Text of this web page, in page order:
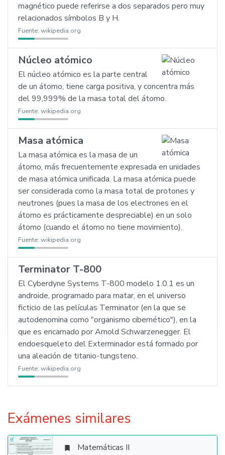
magnético puede referirse a dos separados pero muy
relacionados símbolos B y H.
Fuente: wikipedia.org
Núcleo atómico
El núcleo atómico es la parte central
de un átomo, tiene carga positiva, y concentra más
del 99,999% de la masa total del átomo.
Fuente: wikipedia.org
Masa atómica
La masa atómica es la masa de un
átomo, más frecuentemente expresada en unidades
de masa atómica unificada. La masa atómica puede
ser considerada como la masa total de protones y
neutrones (pues la masa de los electrones en el
átomo es prácticamente despreciable) en un solo
átomo (cuando el átomo no tiene movimiento).
Fuente: wikipedia.org
Terminator T-800
El Cyberdyne Systems T-800 modelo 1.0.1 es un
androide, programado para matar, en el universo
ficticio de las películas Terminator (en la que se
autodenomina como "organismo cibernético"), en la
que es encarnado por Arnold Schwarzenegger. El
endoesqueleto del Exterminador está formado por
una aleación de titanio-tungsteno.
Fuente: wikipedia.org
Exámenes similares
 Matemáticas II